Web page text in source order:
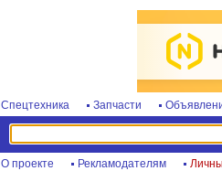
Спецтехника Запчасти
О проекте Рекламодателям